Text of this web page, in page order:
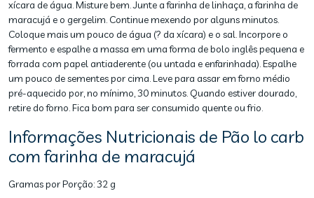
xícara de água. Misture bem. Junte a farinha de linhaça, a farinha de
maracujá e o gergelim. Continue mexendo por alguns minutos.
Coloque mais um pouco de água (? da xícara) e o sal. Incorpore o
fermento e espalhe a massa em uma forma de bolo inglês pequena e
forrada com papel antiaderente (ou untada e enfarinhada). Espalhe
um pouco de sementes por cima. Leve para assar em forno médio
pré-aquecido por, no mínimo, 30 minutos. Quando estiver dourado,
retire do forno. Fica bom para ser consumido quente ou frio.
Informações Nutricionais de Pão lo carb
com farinha de maracujá
Gramas por Porção:32 g